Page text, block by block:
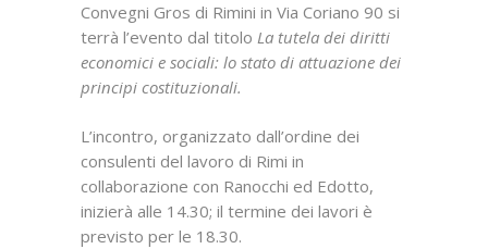
Convegni Gros di Rimini in Via Coriano 90 si
terrà l’evento dal titolo La tutela dei diritti
economici e sociali: lo stato di attuazione dei
principi costituzionali.
L’incontro, organizzato dall’ordine dei
consulenti del lavoro di Rimi in
collaborazione con Ranocchi ed Edotto,
inizierà alle 14.30; il termine dei lavori è
previsto per le 18.30.